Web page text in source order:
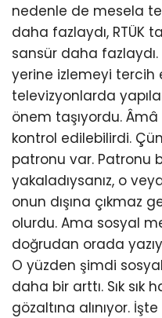
nedenle de mesela
daha fazlaydı, RTÜK
sansür daha
yerine izlemeyi tercih
televizyonlarda
önem taşıyordu.
kontrol edilebilirdi.
patronu var. Patronu
yakaladıysanız, o
onun dışına çıkmaz
olurdu. Ama sosyal
doğrudan orada
O yüzden şimdi
daha bir arttı. Sık
gözaltına alınıyor.